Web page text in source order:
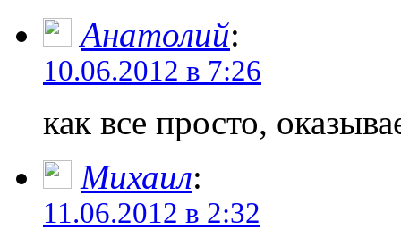
Анатолий:
10.06.2012 в 7:26
как все просто,
Михаил:
11.06.2012 в 2:32